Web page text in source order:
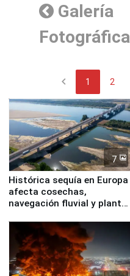
Galería
Fotográfica
chevron_left 1 2
7
Histórica sequía en Europa
afecta cosechas,
navegación fluvial y plantas